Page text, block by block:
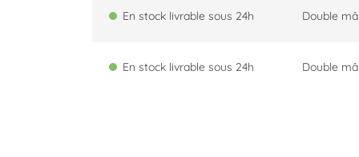
En stock livrable sous 24h Double
En stock livrable sous 24h Double